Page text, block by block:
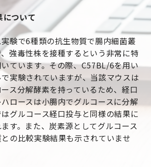
について
験で6種類の抗生物質で腸内細菌叢
強毒性株を接種するという非常に特
ています。その際、C57BL/6を用い
実験されていますが、当該マウスは
ス分解酵素を持っているため、経口
ロースは小腸内でグルコースに分解
グルコース経口投与と同様の結果に
す。また、炭素源としてグルコース
の比較実験結果も示されていませ